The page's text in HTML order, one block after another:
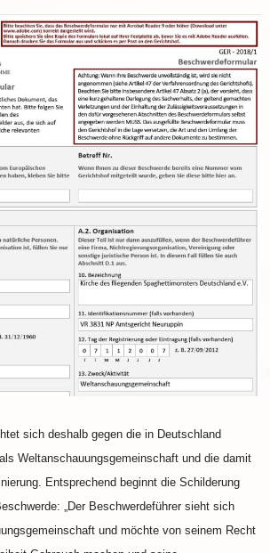
sich deshalb gegen die in Deutschland
Weltanschauungsgemeinschaft und die damit
Entsprechend beginnt die Schilderung
„Der Beschwerdeführer sieht sich
und möchte von seinem Recht